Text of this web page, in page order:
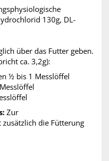
130g, DL-
über das Futter geben.
ca. 3,2g):
½ bis 1 Messlöffel
Zur
die Fütterung